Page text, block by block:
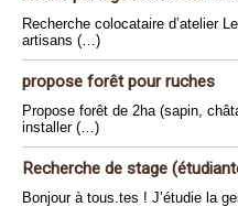
Recherche colocataire d’atelier
artisans (…)
propose forêt pour ruches
Propose forêt de 2ha (sapin,
installer (…)
Recherche de stage
Bonjour à tous.tes ! J’étudie la